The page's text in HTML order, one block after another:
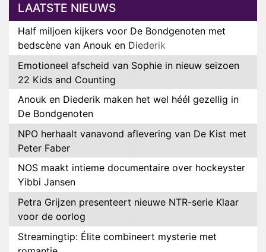
LAATSTE NIEUWS
Half miljoen kijkers voor De Bondgenoten met
bedscène van Anouk en Diederik
Emotioneel afscheid van Sophie in nieuw seizoen
22 Kids and Counting
Anouk en Diederik maken het wel héél gezellig in
De Bondgenoten
NPO herhaalt vanavond aflevering van De Kist met
Peter Faber
NOS maakt intieme documentaire over hockeyster
Yibbi Jansen
Petra Grijzen presenteert nieuwe NTR-serie Klaar
voor de oorlog
Streamingtip: Élite combineert mysterie met